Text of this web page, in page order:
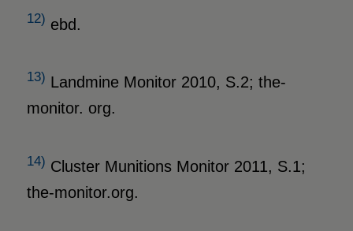
12) ebd.
13) Landmine Monitor 2010, S.2; the-
monitor. org.
14) Cluster Munitions Monitor 2011, S.1;
the-monitor.org.